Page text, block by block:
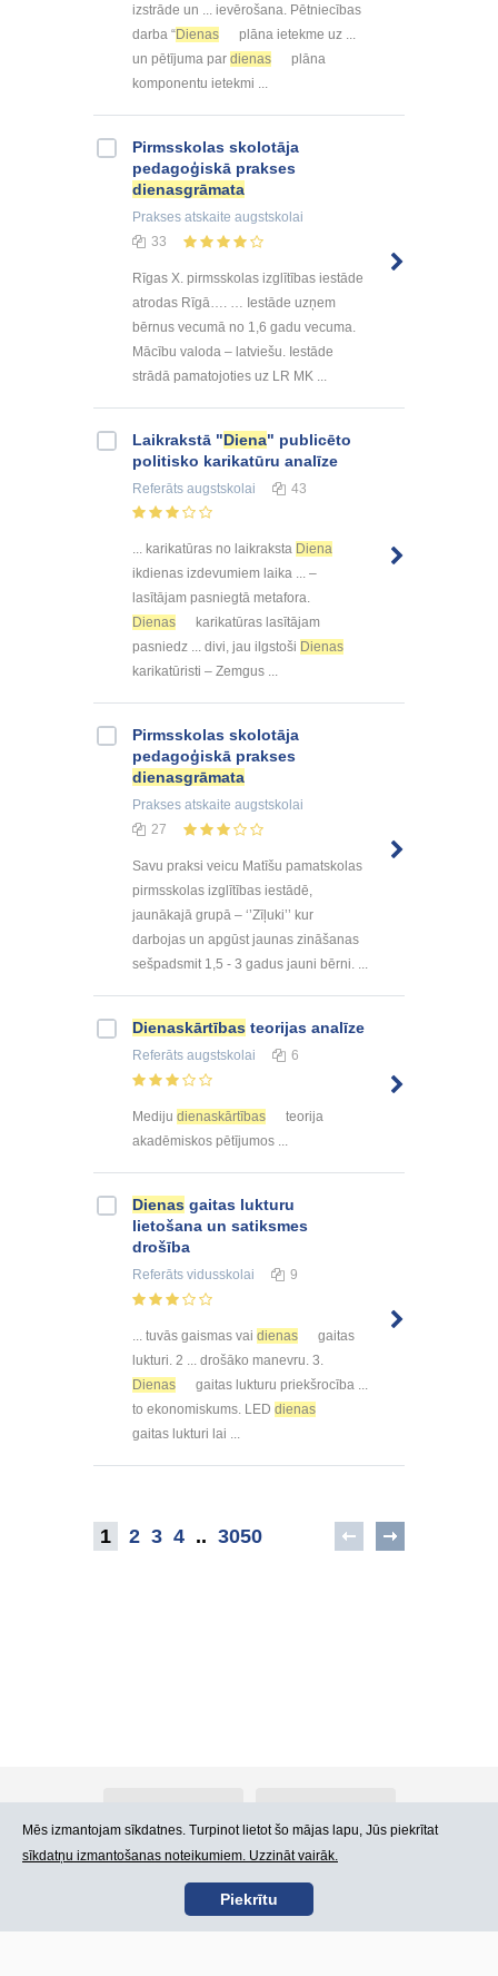
izstrāde un ... ievērošana. Pētniecības
darba “Dienas
plāna ietekme uz ...
un pētījuma par dienas
plāna
komponentu ietekmi ...
Pirmsskolas skolotāja
pedagoģiskā prakses
dienasgrāmata
Prakses atskaite augstskolai
33
Rīgas X. pirmsskolas izglītības iestāde
atrodas Rīgā…. … Iestāde uzņem
bērnus vecumā no 1,6 gadu vecuma.
Mācību valoda – latviešu. Iestāde
strādā pamatojoties uz LR MK ...
Laikrakstā "Diena" publicēto
politisko karikatūru analīze
Referāts augstskolai 43
... karikatūras no laikraksta Diena
ikdienas izdevumiem laika ... –
lasītājam pasniegtā metafora.
Dienas
karikatūras lasītājam
pasniedz ... divi, jau ilgstoši Dienas
karikatūristi – Zemgus ...
Pirmsskolas skolotāja
pedagoģiskā prakses
dienasgrāmata
Prakses atskaite augstskolai
27
Savu praksi veicu Matīšu pamatskolas
pirmsskolas izglītības iestādē,
jaunākajā grupā – ‘’Zīļuki’’ kur
darbojas un apgūst jaunas zināšanas
sešpadsmit 1,5 - 3 gadus jauni bērni. ...
Dienaskārtības teorijas analīze
Referāts augstskolai 6
Mediju dienaskārtības
teorija
akadēmiskos pētījumos ...
Dienas gaitas lukturu
lietošana un satiksmes
drošība
Referāts vidusskolai 9
... tuvās gaismas vai dienas
gaitas
lukturi. 2 ... drošāko manevru. 3.
Dienas
gaitas lukturu priekšrocība ...
to ekonomiskums. LED dienas
gaitas lukturi lai ...
1 2 3 4 .. 3050
Kontakti Lietošanas noteikumi
Mēs izmantojam sīkdatnes. Turpinot lietot šo mājas lapu, Jūs piekrītat
sīkdatņu izmantošanas noteikumiem. Uzzināt vairāk.
Piekrītu